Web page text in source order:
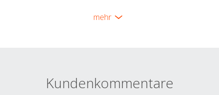
mehr
Kundenkommentare